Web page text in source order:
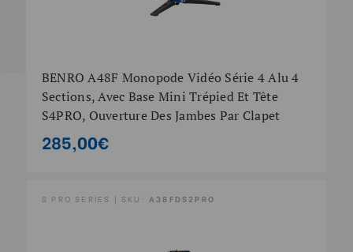
BENRO A48F Monopode Vidéo Série 4 Alu 4
Sections, Avec Base Mini Trépied Et Tête
S4PRO, Ouverture Des Jambes Par Clapet
285,00€
S PRO SERIES | SKU: A38FDS2PRO